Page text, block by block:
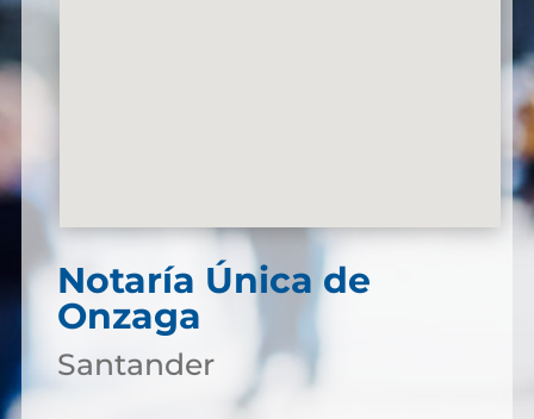
Notaría Única de
Onzaga
Santander